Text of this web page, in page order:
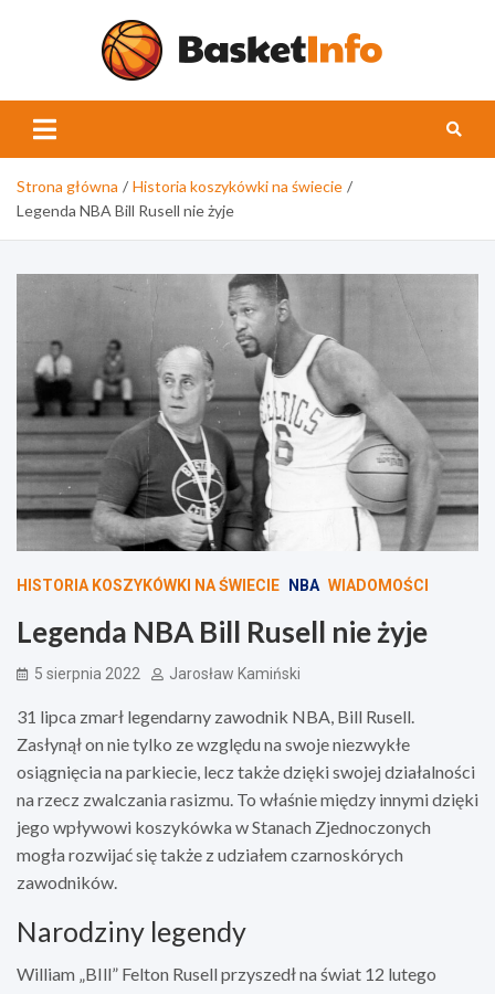
Strona główna
Historia koszykówki na świecie
Legenda NBA Bill Rusell nie żyje
HISTORIA KOSZYKÓWKI NA ŚWIECIE NBA WIADOMOŚCI
Legenda NBA Bill Rusell nie żyje
5 sierpnia 2022 Jarosław Kamiński
31 lipca zmarł legendarny zawodnik NBA, Bill Rusell.
Zasłynął on nie tylko ze względu na swoje niezwykłe
osiągnięcia na parkiecie, lecz także dzięki swojej działalności
na rzecz zwalczania rasizmu. To właśnie między innymi dzięki
jego wpływowi koszykówka w Stanach Zjednoczonych
mogła rozwijać się także z udziałem czarnoskórych
zawodników.
Narodziny legendy
William „BIll” Felton Rusell przyszedł na świat 12 lutego